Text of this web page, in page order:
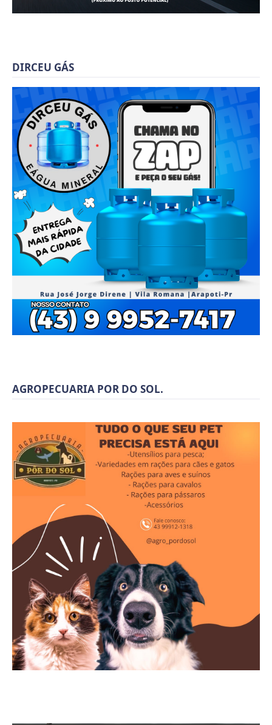
DIRCEU GÁS
AGROPECUARIA POR DO SOL.